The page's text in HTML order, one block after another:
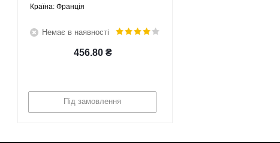
Країна: Франція
Немає в наявності
456.80 ₴
Під замовлення